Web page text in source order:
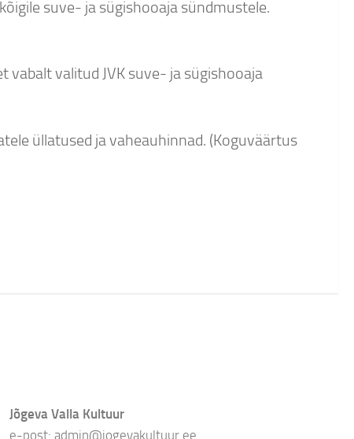
suve- ja sügishooaja sündmustele.
vabalt valitud JVK suve- ja sügishooaja
üllatused ja vaheauhinnad. (Koguväärtus
Jõgeva Valla Kultuur
e-post: admin@jogevakultuur.ee